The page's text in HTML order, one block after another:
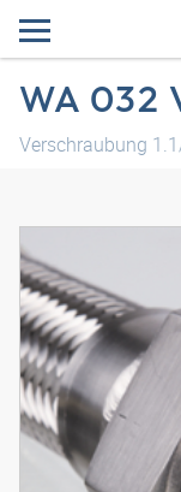
WA 032
Verschraubung